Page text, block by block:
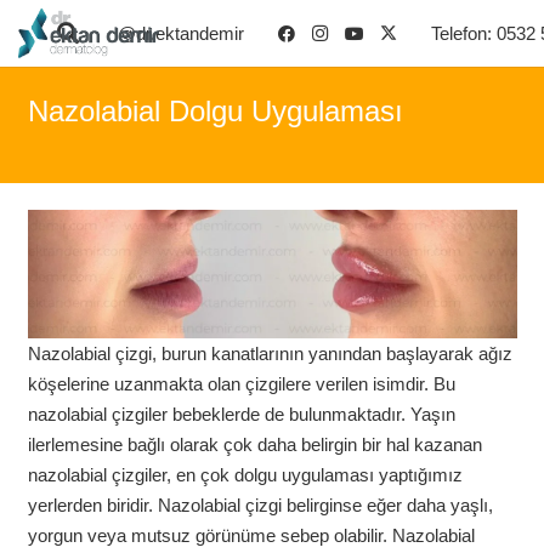
@dr.ektandemir Telefon: 0532
Nazolabial Dolgu Uygulaması
Nazolabial çizgi, burun kanatlarının yanından başlayarak ağız
köşelerine uzanmakta olan çizgilere verilen isimdir. Bu
nazolabial çizgiler bebeklerde de bulunmaktadır. Yaşın
ilerlemesine bağlı olarak çok daha belirgin bir hal kazanan
nazolabial çizgiler, en çok dolgu uygulaması yaptığımız
yerlerden biridir. Nazolabial çizgi belirginse eğer daha yaşlı,
yorgun veya mutsuz görünüme sebep olabilir. Nazolabial